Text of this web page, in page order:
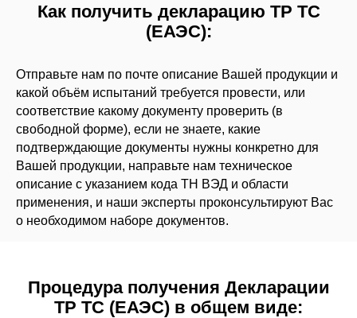
Как получить декларацию ТР ТС
(ЕАЭС):
Отправьте нам по почте описание Вашей продукции и
какой объём испытаний требуется провести, или
соответствие какому документу проверить (в
свободной форме), если не знаете, какие
подтверждающие документы нужны конкретно для
Вашей продукции, направьте нам техническое
описание с указанием кода ТН ВЭД и области
применения, и наши эксперты проконсультируют Вас
о необходимом наборе документов.
Процедура получения Декларации
ТР ТС (ЕАЭС) в общем виде: